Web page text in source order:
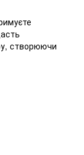
створюючи